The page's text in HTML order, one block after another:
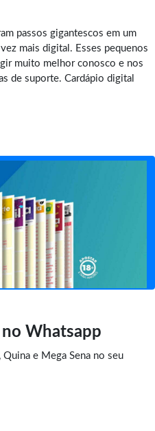
passos gigantescos em um
mais digital. Esses pequenos
muito melhor conosco e nos
de suporte. Cardápio digital
no Whatsapp
e Mega Sena no seu